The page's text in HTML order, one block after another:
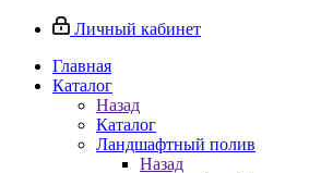
Личный кабинет
Главная
Каталог
Назад
Каталог
Ландшафтный полив
Назад